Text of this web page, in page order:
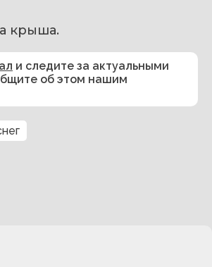
крыша.
и следите за актуальными
об этом нашим